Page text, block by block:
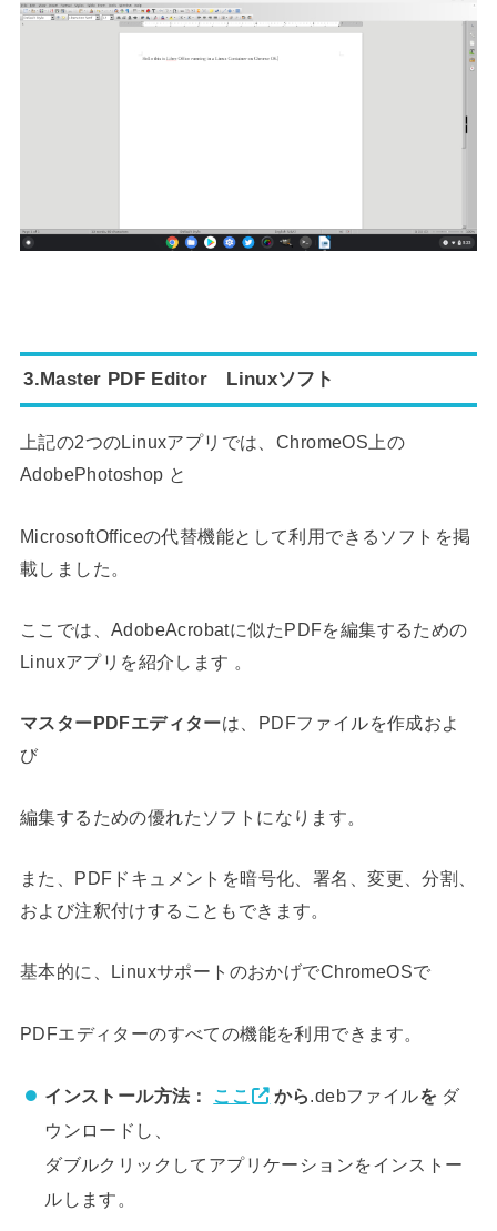
3.Master PDF Editor Linuxソフト
上記の2つのLinuxアプリでは、ChromeOS上の
AdobePhotoshop と
MicrosoftOfficeの代替機能として利用できるソフトを掲
載しました。
ここでは、AdobeAcrobatに似たPDFを編集するための
Linuxアプリを紹介します 。
マスターPDFエディターは、PDFファイルを作成およ
び
編集するための優れたソフトになります。
また、PDFドキュメントを暗号化、署名、変更、分割、
および注釈付けすることもできます。
基本的に、LinuxサポートのおかげでChromeOSで
PDFエディターのすべての機能を利用できます。
インストール方法： ここ から.debファイルを ダ
ウンロードし、
ダブルクリックしてアプリケーションをインストー
ルします。